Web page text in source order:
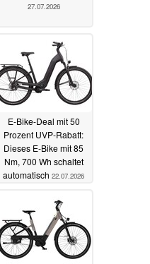
27.07.2026
E-Bike-Deal mit 50
Prozent UVP-Rabatt:
Dieses E-Bike mit 85
Nm, 700 Wh schaltet
automatisch 22.07.2026